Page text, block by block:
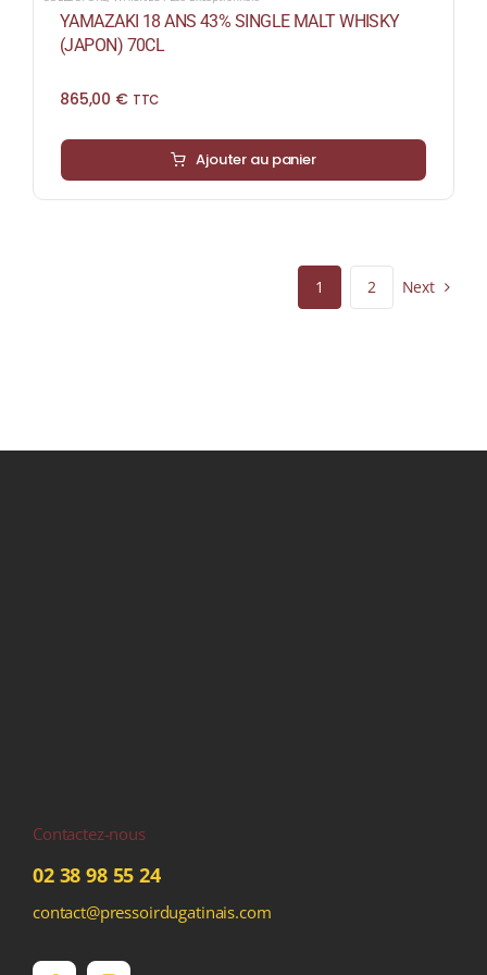
YAMAZAKI 18 ANS 43% SINGLE MALT WHISKY
(JAPON) 70CL
865,00 € TTC
Ajouter au panier
1 2 Next
Contactez-nous
02 38 98 55 24
contact@pressoirdugatinais.com